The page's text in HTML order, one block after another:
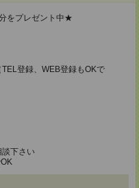
をプレゼント中★
登録、WEB登録もOKで
下さい